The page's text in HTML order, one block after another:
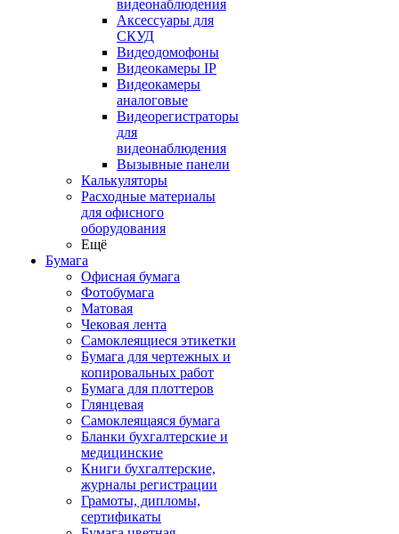
видеонаблюдения
Аксессуары для
СКУД
Видеодомофоны
Видеокамеры IP
Видеокамеры
аналоговые
Видеорегистраторы
для
видеонаблюдения
Вызывные панели
Калькуляторы
Расходные материалы
для офисного
оборудования
Ещё
Бумага
Офисная бумага
Фотобумага
Матовая
Чековая лента
Самоклеящиеся этикетки
Бумага для чертежных и
копировальных работ
Бумага для плоттеров
Глянцевая
Самоклеящаяся бумага
Бланки бухгалтерские и
медицинские
Книги бухгалтерские,
журналы регистрации
Грамоты, дипломы,
сертификаты